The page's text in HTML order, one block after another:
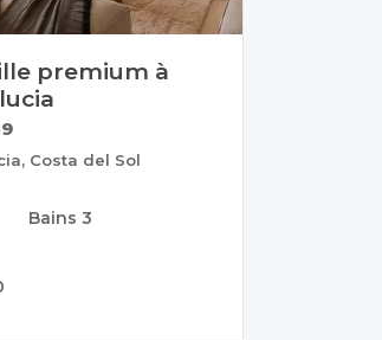
premium à
Costa del Sol
Bains 3